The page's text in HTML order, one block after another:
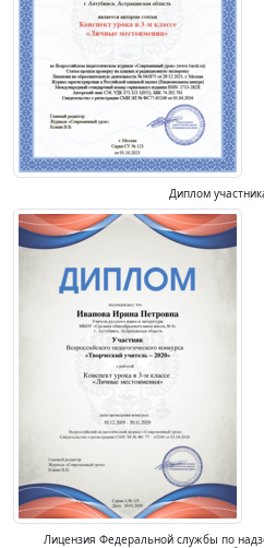
Диплом
Лицензия Федеральной службы по